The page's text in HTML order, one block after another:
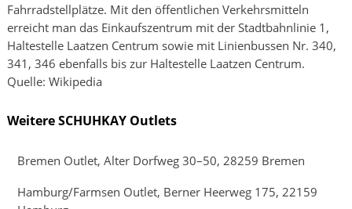
Fahrradstellplätze. Mit den öffentlichen Verkehrsmitteln
erreicht man das Einkaufszentrum mit der Stadtbahnlinie 1,
Haltestelle Laatzen Centrum sowie mit Linienbussen Nr. 340,
341, 346 ebenfalls bis zur Haltestelle Laatzen Centrum.
Quelle: Wikipedia
Weitere SCHUHKAY Outlets
Bremen Outlet, Alter Dorfweg 30–50, 28259 Bremen
Hamburg/Farmsen Outlet, Berner Heerweg 175, 22159